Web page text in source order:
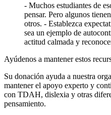
- Muchos estudiantes de
pensar. Pero algunos
otros. - Establezca
sea un ejemplo de
actitud calmada y
Ayúdenos a mantener estos
Su donación ayuda a nuestra
mantener el apoyo experto y
con TDAH, dislexia y otras
pensamiento.